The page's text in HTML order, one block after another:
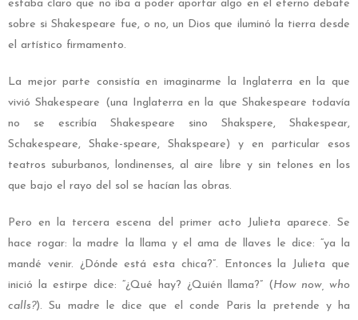
estaba claro que no iba a poder aportar algo en el eterno debate
sobre si Shakespeare fue, o no, un Dios que iluminó la tierra desde
el artístico firmamento.
La mejor parte consistía en imaginarme la Inglaterra en la que
vivió Shakespeare (una Inglaterra en la que Shakespeare todavía
no se escribía Shakespeare sino Shakspere, Shakespear,
Schakespeare, Shake-speare, Shakspeare) y en particular esos
teatros suburbanos, londinenses, al aire libre y sin telones en los
que bajo el rayo del sol se hacían las obras.
Pero en la tercera escena del primer acto Julieta aparece. Se
hace rogar: la madre la llama y el ama de llaves le dice: “ya la
mandé venir. ¿Dónde está esta chica?”. Entonces la Julieta que
inició la estirpe dice: “¿Qué hay? ¿Quién llama?” (How now, who
calls?). Su madre le dice que el conde Paris la pretende y ha